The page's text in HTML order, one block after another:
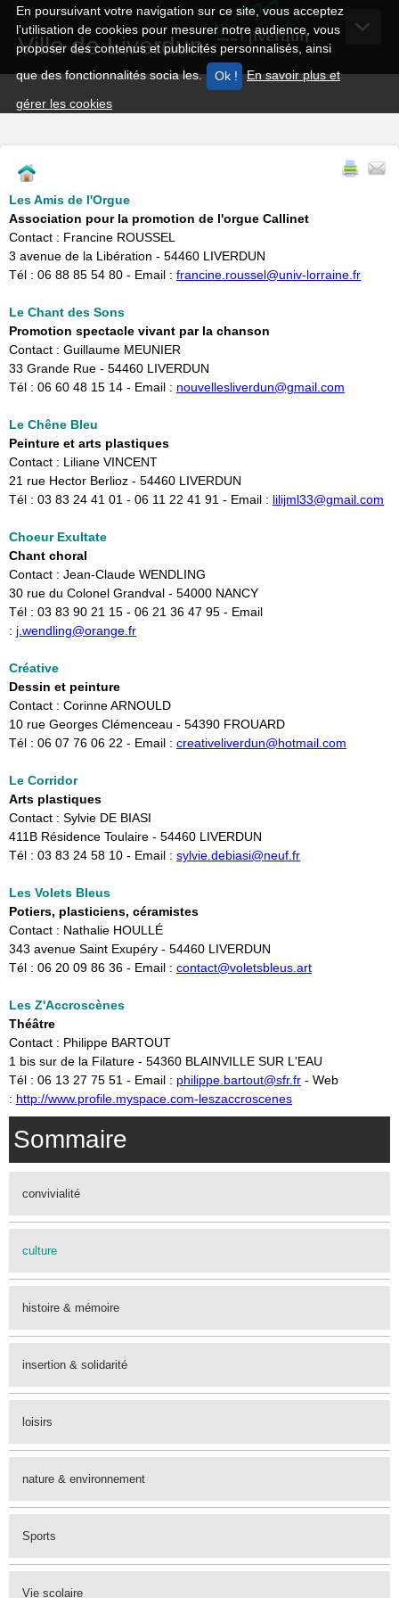
En poursuivant votre navigation sur ce site, vous acceptez
l’utilisation de cookies pour mesurer notre audience, vous
proposer des contenus et publicités personnalisés, ainsi
que des fonctionnalités socia les.
En savoir plus et
gérer les cookies
Ville de Liverdun
Les Amis de l'Orgue
Association pour la promotion de l'orgue Callinet
Contact : Francine ROUSSEL
3 avenue de la Libération - 54460 LIVERDUN
Tél : 06 88 85 54 80 - Email : francine.roussel@univ-lorraine.fr
Le Chant des Sons
Promotion spectacle vivant par la chanson
Contact : Guillaume MEUNIER
33 Grande Rue - 54460 LIVERDUN
​Tél : 06 60 48 15 14 - Email : nouvellesliverdun@gmail.com
Le Chêne Bleu
Peinture et arts plastiques
Contact : Liliane VINCENT
21 rue Hector Berlioz - 54460 LIVERDUN
​Tél : 03 83 24 41 01 - 06 11 22 41 91 - Email : lilijml33@gmail.com
Choeur Exultate
Chant choral
Contact : Jean-Claude WENDLING
30 rue du Colonel Grandval - 54000 NANCY​
Tél : 03 83 90 21 15 - 06 21 36 47 95 - Email
: j.wendling@orange.fr
Créative
Dessin et peinture
Contact : Corinne ARNOULD
10 rue Georges Clémenceau - 54390 FROUARD
​Tél : 06 07 76 06 22 - Email : creativeliverdun@hotmail.com
Le Corridor
Arts plastiques
Contact : Sylvie DE BIASI
411B Résidence Toulaire - 54460 LIVERDUN
Tél : 03 83 24 58 10 - Email : sylvie.debiasi@neuf.fr
Les Volets Bleus
Potiers, plasticiens, céramistes
Contact : Nathalie HOULLÉ
343 avenue Saint Exupéry - 54460 LIVERDUN
Tél : 06 20 09 86 36 - Email : contact@voletsbleus.art
Les Z'Accroscènes
Théâtre
Contact : Philippe BARTOUT
1 bis sur de la Filature - 54360 BLAINVILLE SUR L'EAU
​Tél : 06 13 27 75 51 - Email : philippe.bartout@sfr.fr - Web
: http://www.profile.myspace.com-leszaccroscenes
Sommaire
convivialité
culture
histoire & mémoire
insertion & solidarité
loisirs
nature & environnement
Sports
Vie scolaire